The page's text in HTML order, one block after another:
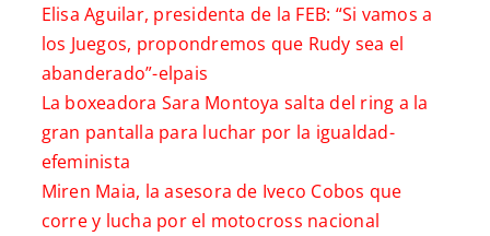
Elisa Aguilar, presidenta de la FEB: “Si vamos a
los Juegos, propondremos que Rudy sea el
abanderado”-elpais
La boxeadora Sara Montoya salta del ring a la
gran pantalla para luchar por la igualdad-
efeminista
Miren Maia, la asesora de Iveco Cobos que
corre y lucha por el motocross nacional